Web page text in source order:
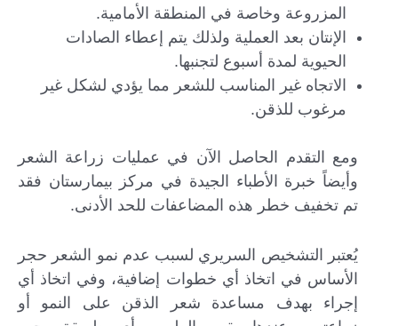
المزروعة وخاصة في المنطقة الأمامية.
الإنتان بعد العملية ولذلك يتم إعطاء الصادات
الحيوية لمدة أسبوع لتجنبها.
الاتجاه غير المناسب للشعر مما يؤدي لشكل غير
مرغوب للذقن.
ومع التقدم الحاصل الآن في عمليات زراعة الشعر
وأيضاً خبرة الأطباء الجيدة في مركز بيمارستان فقد
تم تخفيف خطر هذه المضاعفات للحد الأدنى.
يُعتبر التشخيص السريري لسبب عدم نمو الشعر حجر
الأساس في اتخاذ أي خطوات إضافية، وفي اتخاذ أي
إجراء بهدف مساعدة شعر الذقن على النمو أو